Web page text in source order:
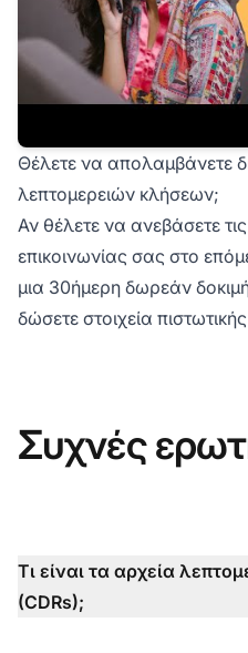
Θέλετε να απολαμβάνετε
λεπτομερειών κλήσεων;
Αν θέλετε να ανεβάσετε
επικοινωνίας σας στο
μια 30ήμερη δωρεάν
δώσετε στοιχεία
Συχνές
Τι είναι τα αρχεία
(CDRs);